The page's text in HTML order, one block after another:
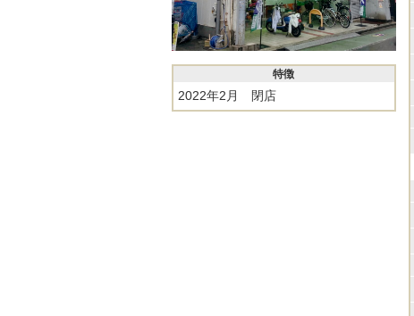
特徴
2022年2月 閉店